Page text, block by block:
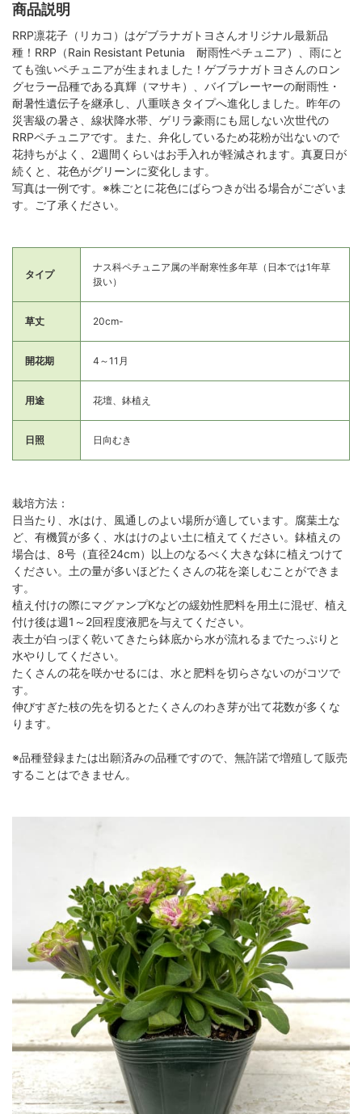
商品説明
RRP凛花子（リカコ）はゲブラナガトヨさんオリジナル最新品
種！RRP（Rain Resistant Petunia 耐雨性ペチュニア）、雨にと
ても強いペチュニアが生まれました！ゲブラナガトヨさんのロン
グセラー品種である真輝（マサキ）、バイプレーヤーの耐雨性・
耐暑性遺伝子を継承し、八重咲きタイプへ進化しました。昨年の
災害級の暑さ、線状降水帯、ゲリラ豪雨にも屈しない次世代の
RRPペチュニアです。また、弁化しているため花粉が出ないので
花持ちがよく、2週間くらいはお手入れが軽減されます。真夏日が
続くと、花色がグリーンに変化します。
写真は一例です。※株ごとに花色にばらつきが出る場合がございま
す。ご了承ください。
タイプ
ナス科ペチュニア属の半耐寒性多年草（日本では1年草
扱い）
草丈 20cm-
開花期 4～11月
用途 花壇、鉢植え
日照 日向むき
栽培方法：
日当たり、水はけ、風通しのよい場所が適しています。腐葉土な
ど、有機質が多く、水はけのよい土に植えてください。鉢植えの
場合は、8号（直径24cm）以上のなるべく大きな鉢に植えつけて
ください。土の量が多いほどたくさんの花を楽しむことができま
す。
植え付けの際にマグァンプKなどの緩効性肥料を用土に混ぜ、植え
付け後は週1～2回程度液肥を与えてください。
表土が白っぽく乾いてきたら鉢底から水が流れるまでたっぷりと
水やりしてください。
たくさんの花を咲かせるには、水と肥料を切らさないのがコツで
す。
伸びすぎた枝の先を切るとたくさんのわき芽が出て花数が多くな
ります。
※品種登録または出願済みの品種ですので、無許諾で増殖して販売
することはできません。